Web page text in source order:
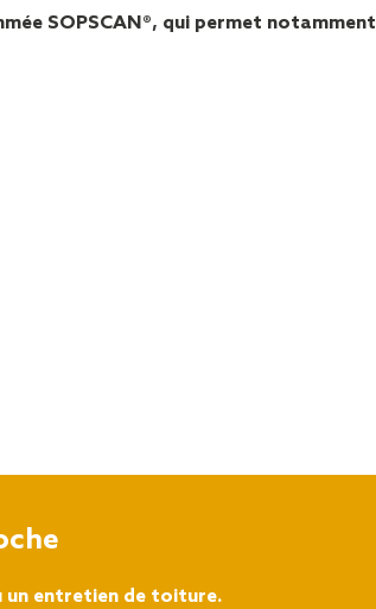
SOPSCAN®, qui permet notamment
entretien de toiture.